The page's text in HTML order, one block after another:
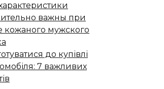
важны при
кожаного мужского
до купівлі
7 важливих